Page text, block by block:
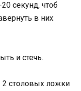
секунд, чтоб
в них
и стечь.
2 столовых ложки